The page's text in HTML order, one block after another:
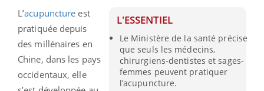
L'ESSENTIEL
Le Ministère de la santé précise
que seuls les médecins,
chirurgiens-dentistes et sages-
femmes peuvent pratiquer
l’acupuncture.
L’acupuncture est
pratiquée depuis
des millénaires en
Chine, dans les pays
occidentaux, elle